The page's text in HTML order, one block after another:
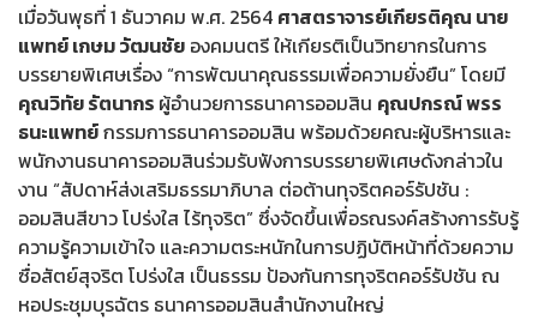
เมื่อวันพุธที่ 1 ธันวาคม พ.ศ. 2564 ศาสตราจารย์เกียรติคุณ นาย
แพทย์ เกษม วัฒนชัย องคมนตรี ให้เกียรติเป็นวิทยากรในการ
บรรยายพิเศษเรื่อง “การพัฒนาคุณธรรมเพื่อความยั่งยืน” โดยมี
คุณวิทัย รัตนากร ผู้อำนวยการธนาคารออมสิน คุณปกรณ์ พรร
ธนะแพทย์กรรมการธนาคารออมสิน พร้อมด้วยคณะผู้บริหารและ
พนักงานธนาคารออมสินร่วมรับฟังการบรรยายพิเศษดังกล่าวใน
งาน “สัปดาห์ส่งเสริมธรรมาภิบาล ต่อต้านทุจริตคอร์รัปชัน :
ออมสินสีขาว โปร่งใส ไร้ทุจริต” ซึ่งจัดขึ้นเพื่อรณรงค์สร้างการรับรู้
ความรู้ความเข้าใจ และความตระหนักในการปฏิบัติหน้าที่ด้วยความ
ซื่อสัตย์สุจริต โปร่งใส เป็นธรรม ป้องกันการทุจริตคอร์รัปชัน ณ
หอประชุมบุรฉัตร ธนาคารออมสินสำนักงานใหญ่